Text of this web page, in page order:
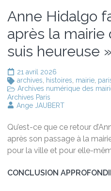
Anne Hidalgo
après la mairie
suis heureuse
21 avril 2026
archives
histoires mairie
Archives numérique des
Archives Paris
Ange JAUBERT
Qu’est-ce que ce retour
après son passage à la
pour la ville et pour elle-
CONCLUSION